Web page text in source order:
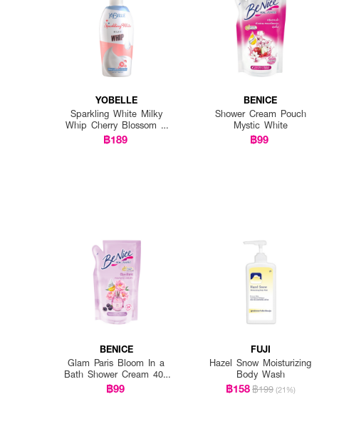
YOBELLE
Sparkling White Milky
Whip Cherry Blossom &
Milk Body Wash
฿189
BENICE
Shower Cream Pouch
Mystic White
฿99
BENICE
Glam Paris Bloom In a
Bath Shower Cream 400
ml pouch
฿99
FUJI
Hazel Snow Moisturizing
Body Wash
฿158฿199 (21%)